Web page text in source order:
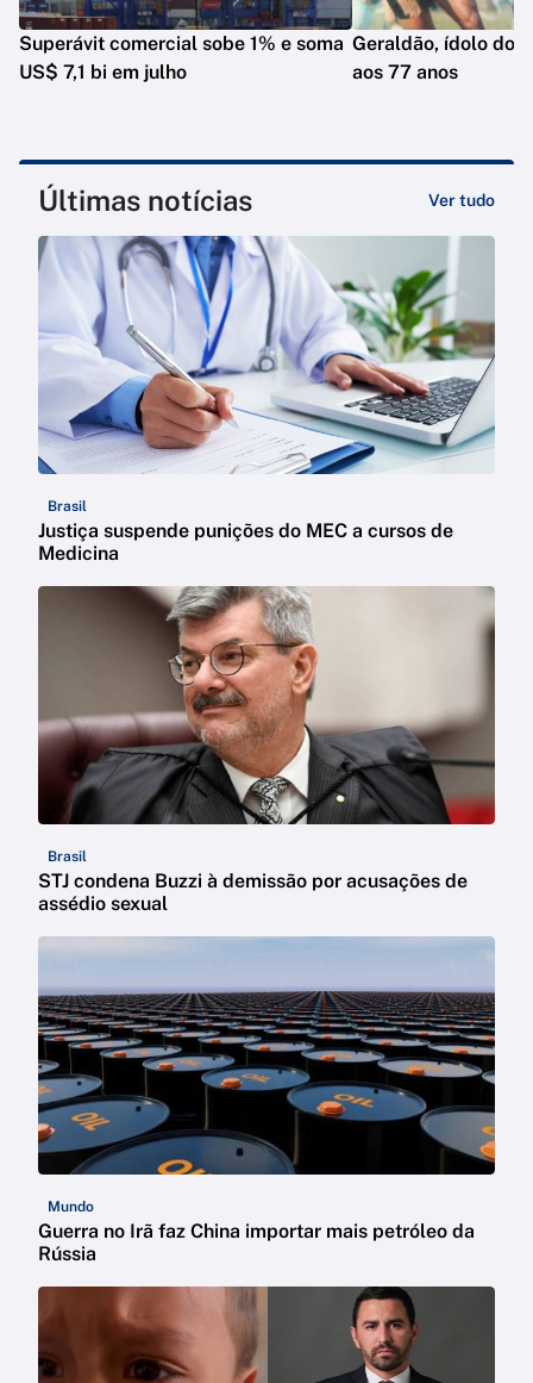
Superávit comercial sobe 1% e soma
US$ 7,1 bi em julho
Geraldão, ídolo do
aos 77 anos
Últimas notícias Ver tudo
Brasil
Justiça suspende punições do MEC a cursos de
Medicina
Brasil
STJ condena Buzzi à demissão por acusações de
assédio sexual
Mundo
Guerra no Irã faz China importar mais petróleo da
Rússia